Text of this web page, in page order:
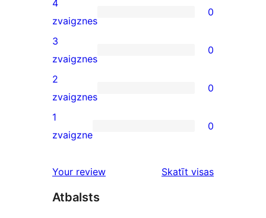
star
reviews
0
4-
star
reviews
4
zvaigznes
0
0
3-
star
reviews
3
zvaigznes
0
0
2-
star
2
zvaigznes
0
0
star
1
zvaigzne
0
Your review Skatīt visasatsauksmes
Atbalsts